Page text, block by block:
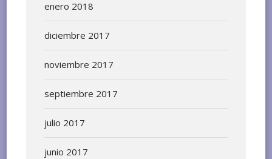
enero 2018
diciembre 2017
noviembre 2017
septiembre 2017
julio 2017
junio 2017